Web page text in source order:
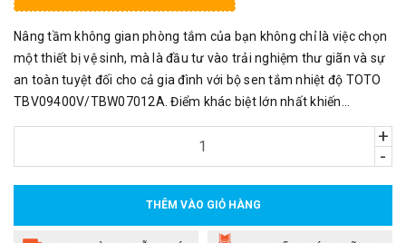
Nâng tầm không gian phòng tắm của bạn không chỉ là việc chọn
một thiết bị vệ sinh, mà là đầu tư vào trải nghiệm thư giãn và sự
an toàn tuyệt đối cho cả gia đình với bộ sen tắm nhiệt độ TOTO
TBV09400V/TBW07012A. Điểm khác biệt lớn nhất khiến...
+
-
THÊM VÀO GIỎ HÀNG